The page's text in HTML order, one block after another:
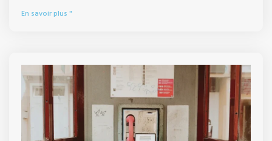
En savoir plus "